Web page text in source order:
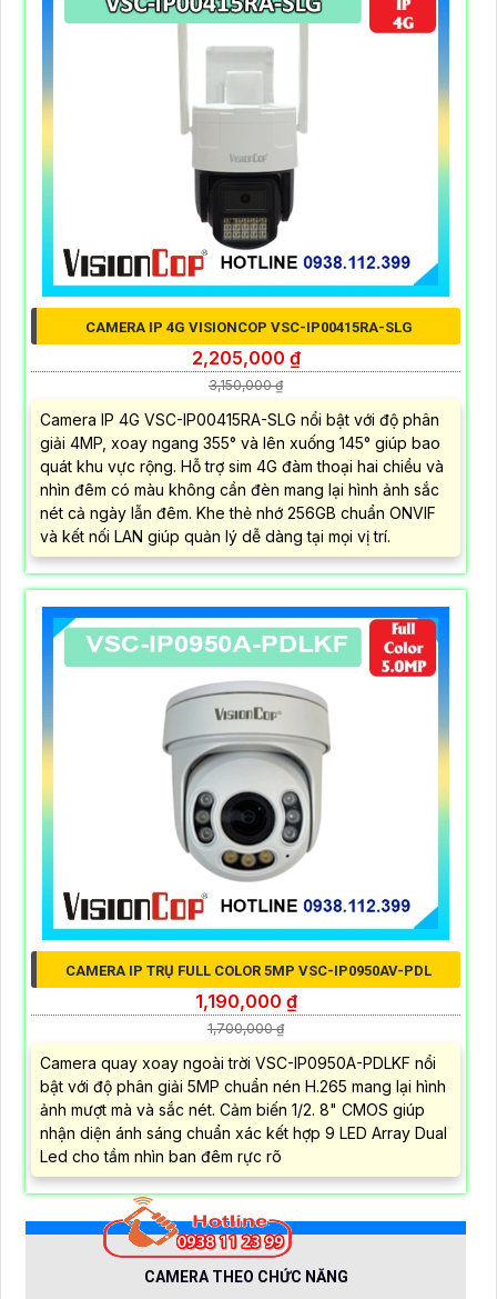
CAMERA IP 4G VISIONCOP VSC-IP00415RA-SLG
2,205,000 ₫
3,150,000 ₫
Camera IP 4G VSC-IP00415RA-SLG nổi bật với độ phân
giải 4MP, xoay ngang 355° và lên xuống 145° giúp bao
quát khu vực rộng. Hỗ trợ sim 4G đàm thoại hai chiều và
nhìn đêm có màu không cần đèn mang lại hình ảnh sắc
nét cả ngày lẫn đêm. Khe thẻ nhớ 256GB chuẩn ONVIF
và kết nối LAN giúp quản lý dễ dàng tại mọi vị trí.
CAMERA IP TRỤ FULL COLOR 5MP VSC-IP0950AV-PDL
1,190,000 ₫
1,700,000 ₫
Camera quay xoay ngoài trời VSC-IP0950A-PDLKF nổi
bật với độ phân giải 5MP chuẩn nén H.265 mang lại hình
ảnh mượt mà và sắc nét. Cảm biến 1/2. 8" CMOS giúp
nhận diện ánh sáng chuẩn xác kết hợp 9 LED Array Dual
Led cho tầm nhìn ban đêm rực rõ
CAMERA THEO CHỨC NĂNG